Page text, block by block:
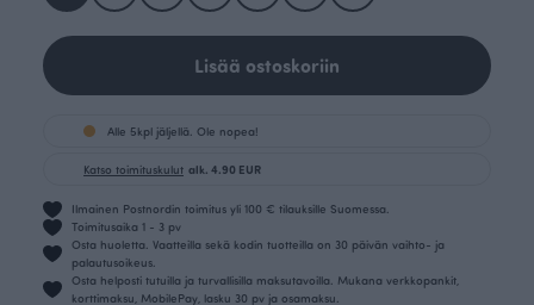
Lisää ostoskoriin
Alle 5kpl jäljellä. Ole nopea!
Katso toimituskulut alk. 4.90 EUR
Ilmainen Postnordin toimitus yli 100 € tilauksille Suomessa.
Toimitusaika 1 - 3 pv
Osta huoletta. Vaatteilla sekä kodin tuotteilla on 30 päivän vaihto- ja
palautusoikeus.
Osta helposti tutuilla ja turvallisilla maksutavoilla. Mukana verkkopankit,
korttimaksu, MobilePay, lasku 30 pv ja osamaksu.